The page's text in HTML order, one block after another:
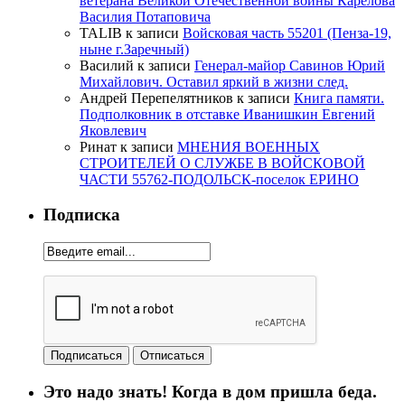
Василия Потаповича
TALIB к записи Войсковая часть 55201 (Пенза-19,
ныне г.Заречный)
Василий к записи Генерал-майор Савинов Юрий
Михайлович. Оставил яркий в жизни след.
Андрей Перепелятников к записи Книга памяти.
Подполковник в отставке Иванишкин Евгений
Яковлевич
Ринат к записи МНЕНИЯ ВОЕННЫХ
СТРОИТЕЛЕЙ О СЛУЖБЕ В ВОЙСКОВОЙ
ЧАСТИ 55762-ПОДОЛЬСК-поселок ЕРИНО
Подписка
Это надо знать! Когда в дом пришла беда.